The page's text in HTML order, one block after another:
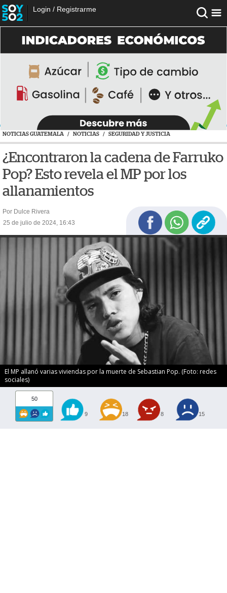
Login / Registrarme
NOTICIAS GUATEMALA / NOTICIAS / SEGURIDAD Y JUSTICIA
¿Encontraron la cadena de Farruko
Pop? Esto revela el MP por los
allanamientos
Por Dulce Rivera
25 de julio de 2024, 16:43
El MP allanó varias viviendas por la muerte de Sebastian Pop. (Foto: redes
sociales)
50
9 18 8 15